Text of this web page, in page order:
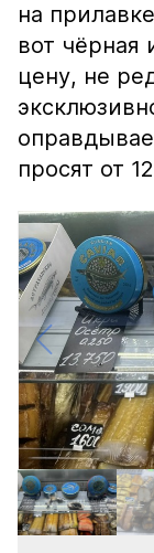
на
вот чёрная
цену, не
просят от